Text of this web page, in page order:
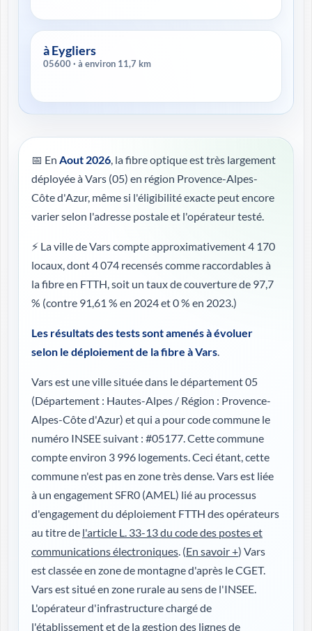
à Eygliers
05600 · à environ 11,7 km
📅 En Aout 2026, la fibre optique est très largement
déployée à Vars (05) en région Provence-Alpes-
Côte d'Azur, même si l'éligibilité exacte peut encore
varier selon l'adresse postale et l'opérateur testé.
⚡ La ville de Vars compte approximativement 4 170
locaux, dont 4 074 recensés comme raccordables à
la fibre en FTTH, soit un taux de couverture de 97,7
% (contre 91,61 % en 2024 et 0 % en 2023.)
Les résultats des tests sont amenés à évoluer
selon le déploiement de la fibre à Vars.
Vars est une ville située dans le département 05
(Département : Hautes-Alpes / Région : Provence-
Alpes-Côte d'Azur) et qui a pour code commune le
numéro INSEE suivant : #05177. Cette commune
compte environ 3 996 logements. Ceci étant, cette
commune n'est pas en zone très dense. Vars est liée
à un engagement SFR0 (AMEL) lié au processus
d'engagement du déploiement FTTH des opérateurs
au titre de l'article L. 33-13 du code des postes et
communications électroniques. (En savoir +) Vars
est classée en zone de montagne d'après le CGET.
Vars est situé en zone rurale au sens de l'INSEE.
L'opérateur d'infrastructure chargé de
l'établissement et de la gestion des lignes de